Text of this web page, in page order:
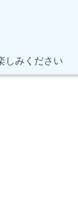
しみください